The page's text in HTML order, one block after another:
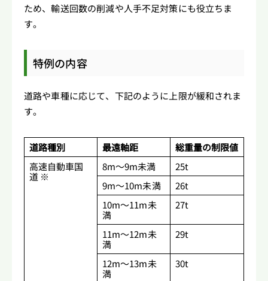
ため、輸送回数の削減や人手不足対策にも役立ちま
す。
特例の内容
道路や車種に応じて、下記のように上限が緩和されま
す。
道路種別 最遠軸距
総重量の制限値
高速自動車国
道 ※
8m～9m未満
25t
9m～10m未満
26t
10m～11m未
満
27t
11m～12m未
満
29t
12m～13m未
満
30t